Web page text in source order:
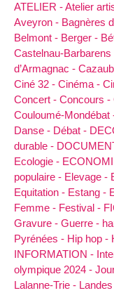
ATELIER -Atelier
Aveyron - Bagnères
Belmont - Berger -
Castelnau-Barbarens
d’Armagnac -
Ciné 32 - Cinéma -
Concert - Concours -
Couloumé-Mondébat
Danse - Débat -
durable -
Ecologie -
populaire - Elevage -
Equitation - Estang -
Femme - Festival -
Gravure - Guerre -
Pyrénées - Hip hop -
INFORMATION -
olympique 2024 -
Lalanne-Trie -